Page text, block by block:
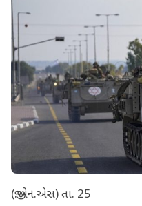
(જી.એન.એસ) તા. 25